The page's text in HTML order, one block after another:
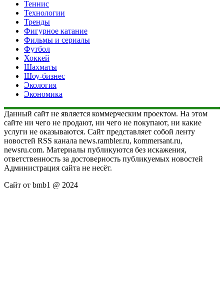
Теннис
Технологии
Тренды
Фигурное катание
Фильмы и сериалы
Футбол
Хоккей
Шахматы
Шоу-бизнес
Экология
Экономика
Данный сайт не является коммерческим проектом. На этом
сайте ни чего не продают, ни чего не покупают, ни какие
услуги не оказываются. Сайт представляет собой ленту
новостей RSS канала news.rambler.ru, kommersant.ru,
newsru.com. Материалы публикуются без искажения,
ответственность за достоверность публикуемых новостей
Администрация сайта не несёт.
Сайт от bmb1 @ 2024